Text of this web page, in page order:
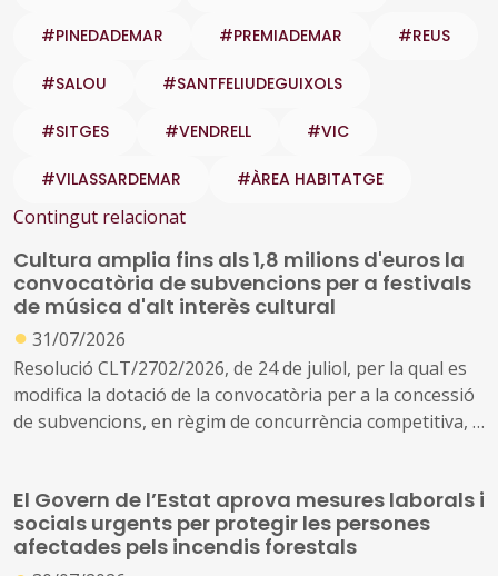
#PINEDADEMAR #PREMIADEMAR #REUS
#SALOU #SANTFELIUDEGUIXOLS
#SITGES #VENDRELL #VIC
#VILASSARDEMAR #ÀREA HABITATGE
Contingut relacionat
Cultura amplia fins als 1,8 milions d'euros la
convocatòria de subvencions per a festivals
de música d'alt interès cultural
● 31/07/2026
Resolució CLT/2702/2026, de 24 de juliol, per la qual es
modifica la dotació de la convocatòria per a la concessió
de subvencions, en règim de concurrència competitiva, a
El Govern de l’Estat aprova mesures laborals i
socials urgents per protegir les persones
afectades pels incendis forestals